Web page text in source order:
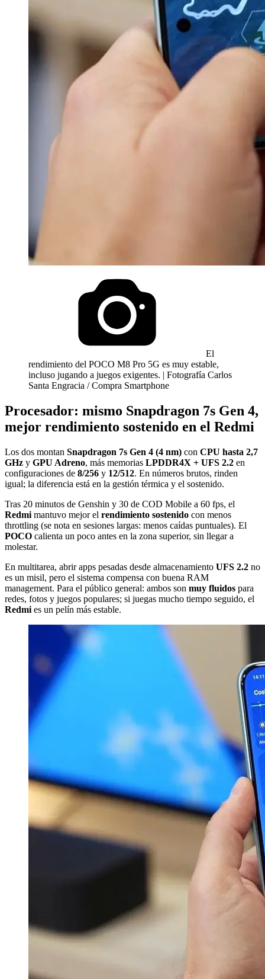
El
rendimiento del POCO M8 Pro 5G es muy estable,
incluso jugando a juegos exigentes. | Fotografía Carlos
Santa Engracia / Compra Smartphone
Procesador: mismo Snapdragon 7s Gen 4,
mejor rendimiento sostenido en el Redmi
Los dos montan Snapdragon 7s Gen 4 (4 nm) con CPU hasta 2,7
GHz y GPU Adreno, más memorias LPDDR4X + UFS 2.2 en
configuraciones de 8/256 y 12/512. En números brutos, rinden
igual; la diferencia está en la gestión térmica y el sostenido.
Tras 20 minutos de Genshin y 30 de COD Mobile a 60 fps, el
Redmi mantuvo mejor el rendimiento sostenido con menos
throttling (se nota en sesiones largas: menos caídas puntuales). El
POCO calienta un poco antes en la zona superior, sin llegar a
molestar.
En multitarea, abrir apps pesadas desde almacenamiento UFS 2.2 no
es un misil, pero el sistema compensa con buena RAM
management. Para el público general: ambos son muy fluidos para
redes, fotos y juegos populares; si juegas mucho tiempo seguido, el
Redmi es un pelín más estable.